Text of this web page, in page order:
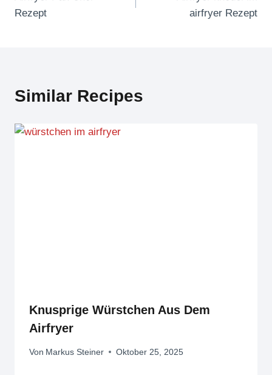
Rezept
airfryer Rezept
Similar Recipes
Knusprige Würstchen Aus Dem
Airfryer
Von Markus Steiner Oktober 25, 2025